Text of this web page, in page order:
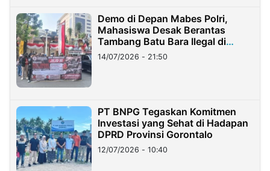
Demo di Depan Mabes Polri,
Mahasiswa Desak Berantas
Tambang Batu Bara Ilegal di
Lampung
14/07/2026 - 21:50
PT BNPG Tegaskan Komitmen
Investasi yang Sehat di Hadapan
DPRD Provinsi Gorontalo
12/07/2026 - 10:40